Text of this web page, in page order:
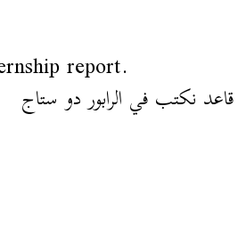
report.
قاعد نكتب في الرابور دو ستاج